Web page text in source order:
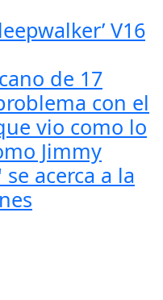
V16
de 17
con el
vio como lo
Jimmy
acerca a la